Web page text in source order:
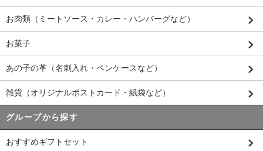
お肉類（ミートソース・カレー・ハンバーグなど）
お菓子
あの子の革（名刺入れ・ペンケースなど）
雑貨（オリジナルポストカード・紙袋など）
グループから探す
おすすめギフトセット